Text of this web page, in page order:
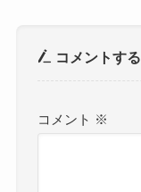
コメントする
コメント ※